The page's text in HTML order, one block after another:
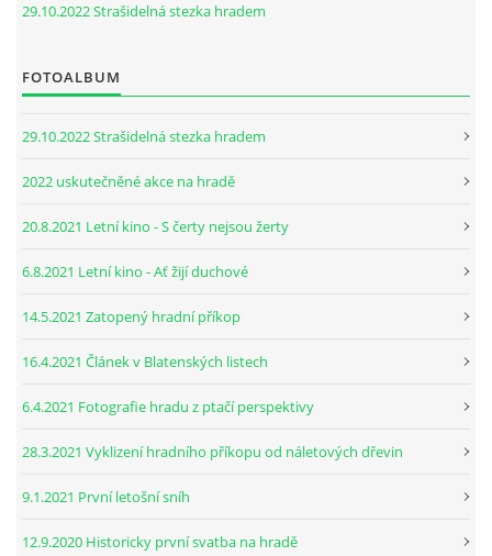
29.10.2022 Strašidelná stezka hradem
FOTOALBUM
29.10.2022 Strašidelná stezka hradem
2022 uskutečněné akce na hradě
20.8.2021 Letní kino - S čerty nejsou žerty
6.8.2021 Letní kino - Ať žijí duchové
14.5.2021 Zatopený hradní příkop
16.4.2021 Článek v Blatenských listech
6.4.2021 Fotografie hradu z ptačí perspektivy
28.3.2021 Vyklizení hradního příkopu od náletových dřevin
9.1.2021 První letošní sníh
12.9.2020 Historicky první svatba na hradě